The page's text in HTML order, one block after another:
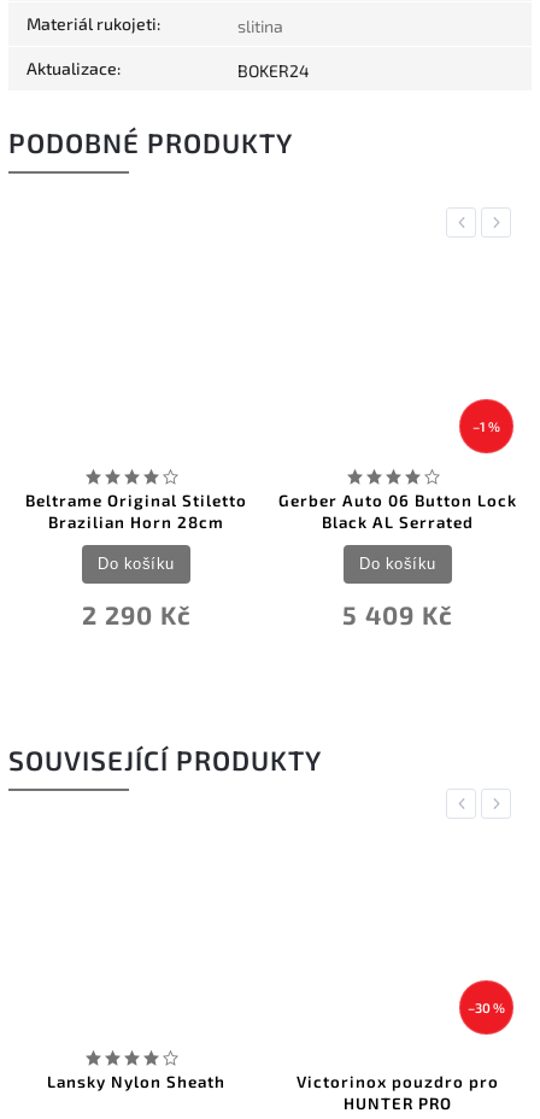
Materiál rukojeti: slitina
Aktualizace: BOKER24
PODOBNÉ PRODUKTY
Previous
Beltrame Original Stiletto
Brazilian Horn 28cm
2 290 Kč
Do košíku
–1 %
Gerber Auto 06 Button Lock
Black AL Serrated
5 409 Kč
Do košíku
Next
SOUVISEJÍCÍ PRODUKTY
Previous
Lansky Nylon Sheath
–30 %
Victorinox pouzdro pro
HUNTER PRO
Next